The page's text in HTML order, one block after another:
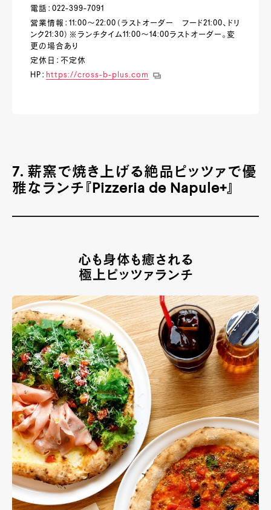
電話：022-399-7091
営業情報：11:00～22:00（ラストオーダー フード21:00、ドリ
ンク21:30）※ランチタイム11:00～14:00ラストオーダー。変
更の場合あり
定休日：不定休
HP： https://cross-b-plus.com
7. 薪窯で焼き上げる絶品ピッツァで優
雅なランチ『Pizzeria de Napule+』
心も身体も癒される
極上ピッツァランチ